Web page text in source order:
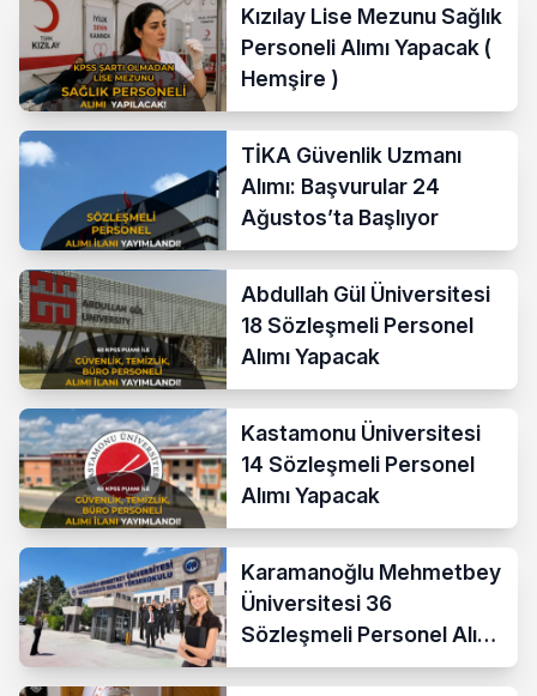
Kızılay Lise Mezunu Sağlık
Personeli Alımı Yapacak (
Hemşire )
TİKA Güvenlik Uzmanı
Alımı: Başvurular 24
Ağustos’ta Başlıyor
Abdullah Gül Üniversitesi
18 Sözleşmeli Personel
Alımı Yapacak
Kastamonu Üniversitesi
14 Sözleşmeli Personel
Alımı Yapacak
Karamanoğlu Mehmetbey
Üniversitesi 36
Sözleşmeli Personel Alımı
Yapacak